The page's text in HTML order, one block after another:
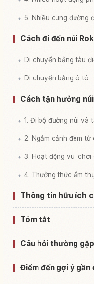
5. Nhiều cung đường
Cách đi đến núi
Di chuyển bằng tàu
Di chuyển bằng ô tô
Cách tận hưởng
1. Đi bộ đường núi và
2. Ngắm cảnh đêm từ
3. Hoạt động vui chơi
4. Thưởng thức ẩm
Thông tin hữu ích
Tóm tắt
Câu hỏi thường gặp
Điểm đến gợi ý gần